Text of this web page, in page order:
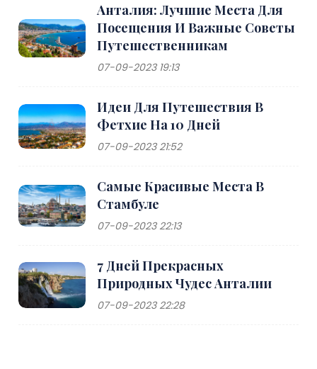
Анталия: Лучшие Места Для
Посещения И Важные Советы
Путешественникам
07-09-2023 19:13
Идеи Для Путешествия В
Фетхие На 10 Дней
07-09-2023 21:52
Самые Красивые Места В
Стамбуле
07-09-2023 22:13
7 Дней Прекрасных
Природных Чудес Анталии
07-09-2023 22:28